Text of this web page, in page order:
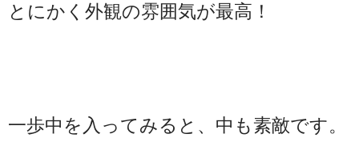
とにかく外観の雰囲気が最高！
一歩中を入ってみると、中も素敵です。